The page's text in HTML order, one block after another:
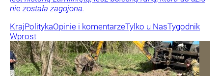
nie została zagojona.
KrajPolitykaOpinie i komentarzeTylko u NasTygodnik
Wprost